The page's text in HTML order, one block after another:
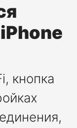
кнопка